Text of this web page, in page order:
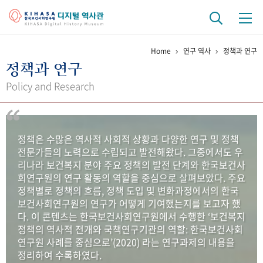
걸어온 길 기관 변천사
연구 역사
정책과 연구 키워드로 보는 연구 역사
연구자들
간행물 변천사
기록물 아카이브
사진 아카이브 문서 기록물 행정박물 영상 기록물
50+1주년 기념
Home 연구 역사 정책과 연구
정책과 연구
Policy and Research
정책은 수많은 역사적 사회적 상황과 다양한 연구 및 정책
전문가들의 노력으로 수립되고 발전해왔다. 그중에서도 우
리나라 보건복지 분야 주요 정책의 발전 단계와 한국보건사
회연구원의 연구 활동의 역할을 중심으로 살펴보았다. 주요
정책별로 정책의 흐름, 정책 도입 및 변화과정에서의 한국
보건사회연구원의 연구가 어떻게 기여했는지를 보고자 했
다. 이 콘텐츠는 한국보건사회연구원에서 수행한 ‘보건복지
정책의 역사적 전개와 국책연구기관의 역할: 한국보건사회
연구원 사례를 중심으로’(2020) 라는 연구과제의 내용을
정리하여 수록하였다.